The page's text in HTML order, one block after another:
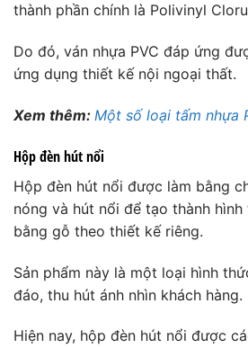
thành phần chính là Polivinyl
Do đó, ván nhựa PVC đáp ứng
ứng dụng thiết kế nội ngoại thất.
Xem thêm: Một số loại tấm nhựa
Hộp đèn hút nổi
Hộp đèn hút nổi được làm bằng
nóng và hút nổi để tạo thành
bằng gỗ theo thiết kế riêng.
Sản phẩm này là một loại hình
đáo, thu hút ánh nhìn khách hàng.
Hiện nay, hộp đèn hút nổi được